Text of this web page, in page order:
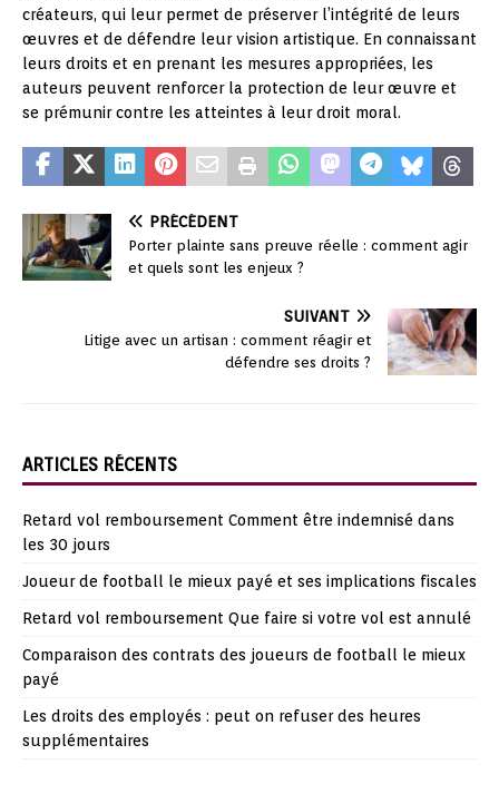
créateurs, qui leur permet de préserver l’intégrité de leurs
œuvres et de défendre leur vision artistique. En connaissant
leurs droits et en prenant les mesures appropriées, les
auteurs peuvent renforcer la protection de leur œuvre et
se prémunir contre les atteintes à leur droit moral.
PRÉCÉDENT
Porter plainte sans preuve réelle : comment agir
et quels sont les enjeux ?
SUIVANT
Litige avec un artisan : comment réagir et
défendre ses droits ?
ARTICLES RÉCENTS
Retard vol remboursement Comment être indemnisé dans
les 30 jours
Joueur de football le mieux payé et ses implications fiscales
Retard vol remboursement Que faire si votre vol est annulé
Comparaison des contrats des joueurs de football le mieux
payé
Les droits des employés : peut on refuser des heures
supplémentaires